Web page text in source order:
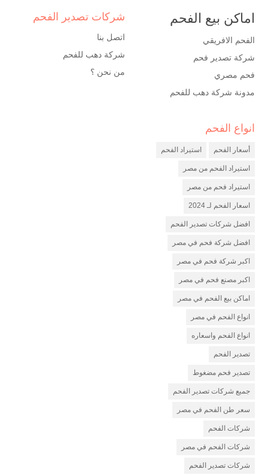
اماكن بيع الفحم
الفحم الافريقي
شركة تصدير فحم
فحم مصري
مدونة شركة دهب للفحم
شركات تصدير الفحم
اتصل بنا
شركة دهب للفحم
من نحن ؟
انواع الفحم
أسعار الفحم استيراد الفحم
استيراد الفحم من مصر
استيراد فحم من مصر
اسعار الفحم لـ 2024
افضل شركات تصدير الفحم
افضل شركة فحم في مصر
اكبر شركة فحم في مصر
اكبر مصنع فحم في مصر
اماكن بيع الفحم في مصر
انواع الفحم في مصر
انواع الفحم واسعاره
تصدير الفحم
تصدير فحم مضغوط
جميع شركات تصدير الفحم
سعر طن الفحم في مصر
شركات الفحم
شركات الفحم في مصر
شركات تصدير الفحم